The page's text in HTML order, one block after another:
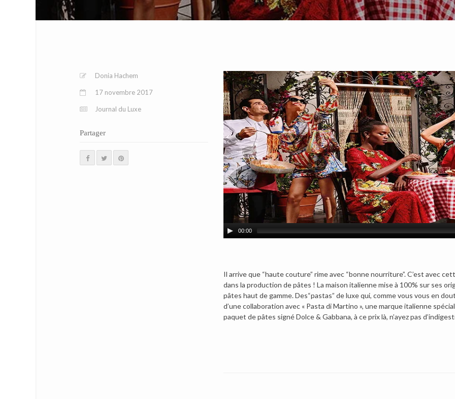
Donia Hachem
17 novembre 2017
Journal du Luxe
Partager
00:00
Il arrive que “haute couture” rime avec “bonne nourriture”. C’est avec
dans la production de pâtes ! La maison italienne mise à 100% sur ses
pâtes haut de gamme. Des“pastas” de luxe qui, comme vous vous en
d’une collaboration avec « Pasta di Martino », une marque italienne
paquet de pâtes signé Dolce & Gabbana, à ce prix là, n’ayez pas